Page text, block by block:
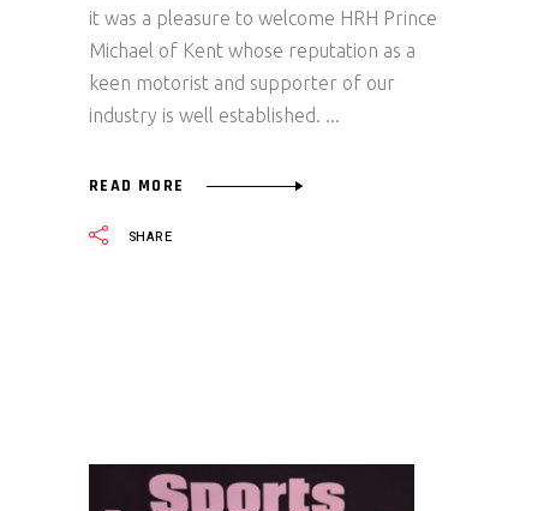
it was a pleasure to welcome HRH Prince
Michael of Kent whose reputation as a
keen motorist and supporter of our
industry is well established.
READ MORE
SHARE